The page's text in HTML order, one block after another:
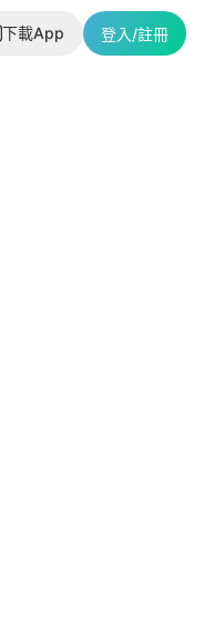
下載App 登入/註冊